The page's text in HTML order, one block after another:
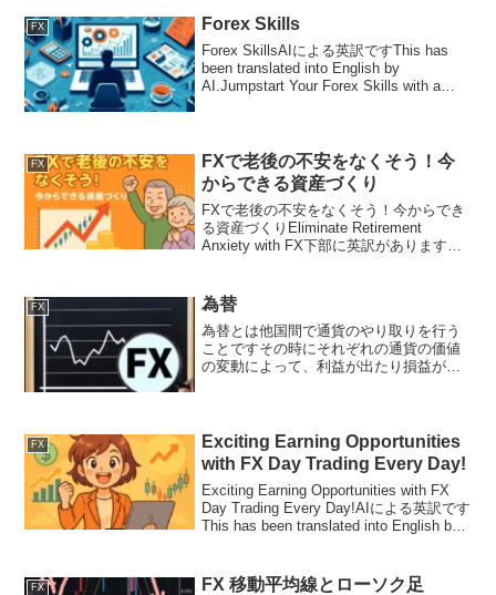
通貨を売って...
FX Forex Skills
Forex SkillsAIによる英訳ですThis has
been translated into English by
AI.Jumpstart Your Forex Skills with a
FX
FXで老後の不安をなくそう！今
からできる資産づくり
FXで老後の不安をなくそう！今からでき
る資産づくりEliminate Retirement
Anxiety with FX下部に英訳があります
FX 為替
為替とは他国間で通貨のやり取りを行う
ことですその時にそれぞれの通貨の価値
の変動によって、利益が出たり損益が出
FX
Exciting Earning Opportunities
with FX Day Trading Every Day!
Exciting Earning Opportunities with FX
Day Trading Every Day!AIによる英訳です
This has been translated into English by
FX FX 移動平均線とローソク足